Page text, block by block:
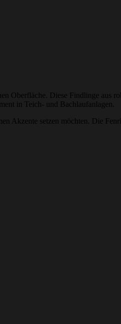
Oberfläche. Diese Findlinge aus
in Teich- und Bachlaufanlagen.
Akzente setzen möchten. Die